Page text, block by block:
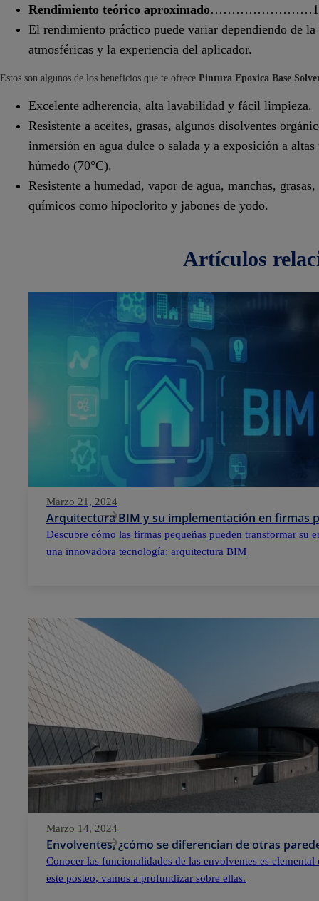
Rendimiento teórico aproximado……………………10
El rendimiento práctico puede variar dependiendo de
atmosféricas y la experiencia del aplicador.
Estos son algunos de los beneficios que te ofrece Pintura Epoxica Base
Excelente adherencia, alta lavabilidad y fácil limpieza.
Resistente a aceites, grasas, algunos disolventes
inmersión en agua dulce o salada y a exposición a
húmedo (70°C).
Resistente a humedad, vapor de agua, manchas,
químicos como hipoclorito y jabones de yodo.
artículos
Marzo 21, 2024
Arquitectura BIM y su implementación en firmas
Descubre cómo las firmas pequeñas pueden transformar su
una innovadora tecnología: arquitectura BIM
Marzo 14, 2024
Envolventes, ¿cómo se diferencian de otras
Conocer las funcionalidades de las envolventes es
este posteo, vamos a profundizar sobre ellas.